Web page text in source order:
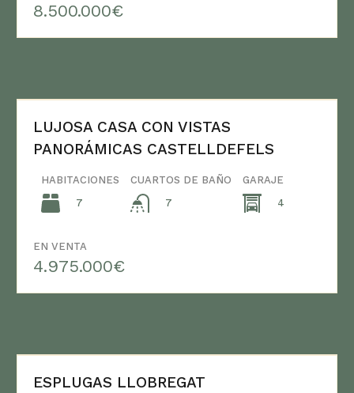
8.500.000€
LUJOSA CASA CON VISTAS
PANORÁMICAS CASTELLDEFELS
HABITACIONES
7
CUARTOS DE BAÑO
7
GARAJE
4
EN VENTA
4.975.000€
ESPLUGAS LLOBREGAT